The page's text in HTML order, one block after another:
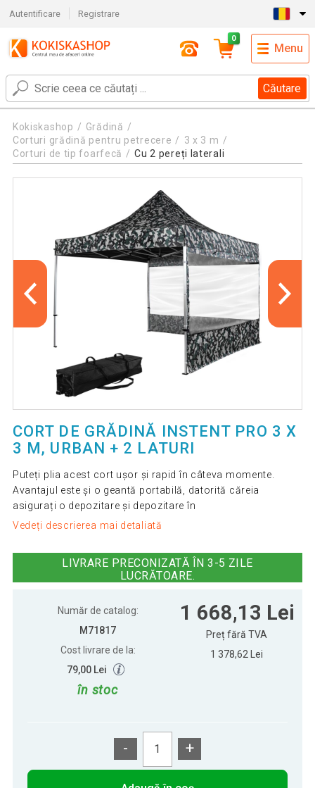
Autentificare Registrare
Căutare
0
Menu
Kokiskashop
Grădină
Corturi grădină pentru petrecere
3 x 3 m
Corturi de tip foarfecă
Cu 2 pereți laterali
CORT DE GRĂDINĂ INSTENT PRO 3 X
3 M, URBAN + 2 LATURI
Puteți plia acest cort ușor și rapid în câteva momente.
Avantajul este și o geantă portabilă, datorită căreia
asigurați o depozitare și depozitare în
Vedeți descrierea mai detaliată
LIVRARE PRECONIZATĂ ÎN 3-5 ZILE
LUCRĂTOARE.
Număr de catalog:
M71817
Cost livrare de la:
79,00 Lei
în stoc
1 668,13 Lei
Preț fără TVA
1 378,62 Lei
- +